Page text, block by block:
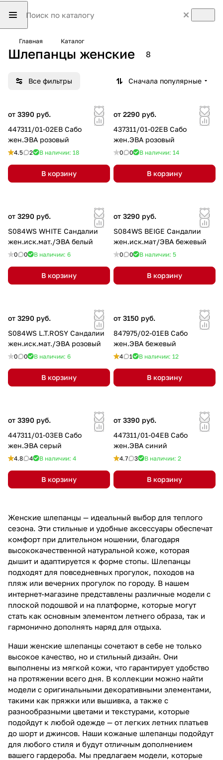
Главная Каталог
Шлепанцы женские 8
Все фильтры Сначала популярные
от 3390 руб.
447311/01-02EB Сабо
жен.ЭВА розовый
4.5 2 В наличии: 18
В корзину
от 2290 руб.
437311/01-02EB Сабо
жен.ЭВА розовый
0 0 В наличии: 14
В корзину
от 3290 руб.
S084WS WHITE Сандалии
жен.иск.мат./ЭВА белый
0 0 В наличии: 6
В корзину
от 3290 руб.
S084WS BEIGE Сандалии
жен.иск.мат/ЭВА бежевый
0 0 В наличии: 5
В корзину
от 3290 руб.
S084WS L.T.ROSY Сандалии
жен.иск.мат./ЭВА розовый
0 0 В наличии: 6
В корзину
от 3150 руб.
847975/02-01EB Сабо
жен.ЭВА бежевый
4 1 В наличии: 12
В корзину
от 3390 руб.
447311/01-03EB Сабо
жен.ЭВА серый
4.8 4 В наличии: 4
В корзину
от 3390 руб.
447311/01-04EB Сабо
жен.ЭВА синий
4.7 3 В наличии: 2
В корзину
Женские шлепанцы — идеальный выбор для теплого
сезона. Эти стильные и удобные аксессуары обеспечат
комфорт при длительном ношении, благодаря
высококачественной натуральной коже, которая
дышит и адаптируется к форме стопы. Шлепанцы
подходят для повседневных прогулок, походов на
пляж или вечерних прогулок по городу. В нашем
интернет-магазине представлены различные модели с
плоской подошвой и на платформе, которые могут
стать как основным элементом летнего образа, так и
гармонично дополнять наряд для отдыха.
Наши женские шлепанцы сочетают в себе не только
высокое качество, но и стильный дизайн. Они
выполнены из мягкой кожи, что гарантирует удобство
на протяжении всего дня. В коллекции можно найти
модели с оригинальными декоративными элементами,
такими как пряжки или вышивка, а также с
разнообразными цветами и текстурами, которые
подойдут к любой одежде — от легких летних платьев
до шорт и джинсов. Наши кожаные шлепанцы подойдут
для любого стиля и будут отличным дополнением
вашего гардероба. Мы предлагаем модели, которые